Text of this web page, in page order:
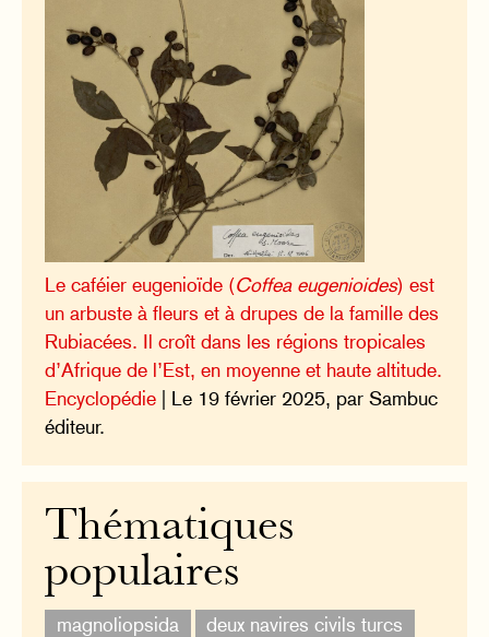
Le caféier eugenioïde (Coffea eugenioides) est
un arbuste à fleurs et à drupes de la famille des
Rubiacées. Il croît dans les régions tropicales
d’Afrique de l’Est, en moyenne et haute altitude.
Encyclopédie | Le 19 février 2025, par Sambuc
éditeur.
Thématiques
populaires
magnoliopsida
deux navires civils turcs